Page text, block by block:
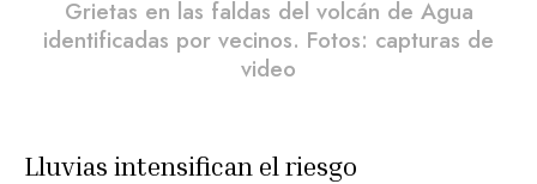
Grietas en las faldas del volcán de Agua
identificadas por vecinos. Fotos: capturas de
video
Lluvias intensifican el riesgo